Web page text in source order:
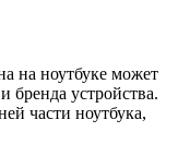
на ноутбуке может
бренда устройства.
части ноутбука,